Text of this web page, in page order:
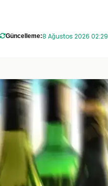
Güncelleme:8 Ağustos 2026 02:29